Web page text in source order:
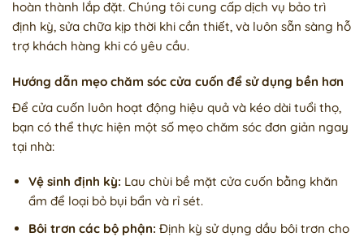
hoàn thành lắp đặt. Chúng tôi cung cấp dịch vụ bảo trì
định kỳ, sửa chữa kịp thời khi cần thiết, và luôn sẵn sàng hỗ
trợ khách hàng khi có yêu cầu.
Hướng dẫn mẹo chăm sóc cửa cuốn để sử dụng bền hơn
Để cửa cuốn luôn hoạt động hiệu quả và kéo dài tuổi thọ,
bạn có thể thực hiện một số mẹo chăm sóc đơn giản ngay
tại nhà:
Vệ sinh định kỳ: Lau chùi bề mặt cửa cuốn bằng khăn
ẩm để loại bỏ bụi bẩn và rỉ sét.
Bôi trơn các bộ phận: Định kỳ sử dụng dầu bôi trơn cho